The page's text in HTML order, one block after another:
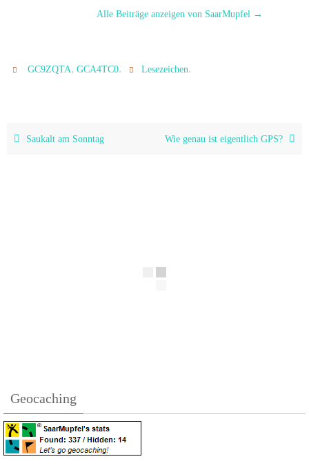
Alle Beiträge anzeigen von SaarMupfel →
GC9ZQTA,GCA4TC0. Lesezeichen.
Saukalt am Sonntag Wie genau ist eigentlich GPS?
Geocaching